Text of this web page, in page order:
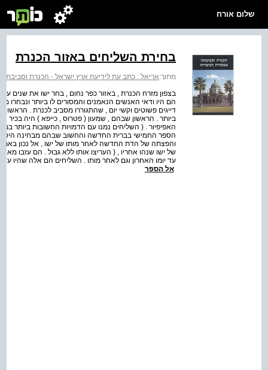
שלום אורח
בחירת השליחים באזור הכנרת
מתוך:אריאל : כתב עת לידיעת ארץ ישראל - הכנרת
בצפון מזרח הכנרת , באזור כפר נחום , בחר ישו את שנים
הם היו ודאי האנשים הנאמנים והמסורים לו ביותר ונבחרו
דייגים פשוטים וקשי יום , שהתגוררו מסביב לכנרת .
ביותר . הראשון שבהם , שמעון ( פטרוס , כייפא ) היה בכיר
האפיפיור . ( השליחים נמנו עם הדמויות החשובות ביותר
הספר החמישי בברית החדשה והחשוב שבהם מבחינה
והפצתה של הדת החדשה לאחר מותו של ישו , אל נכון
של ישו שנהו אחריו , ( העריצו אותו ללא גבול . הם עזבו
עד יומו האחרון וגם לאחר מותו . השליחים הם אלה שהיו
אל הספר